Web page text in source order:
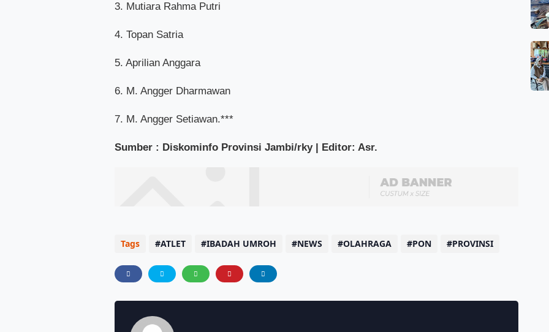
3. Mutiara Rahma Putri
4. Topan Satria
5. Aprilian Anggara
6. M. Angger Dharmawan
7. M. Angger Setiawan.***
Sumber : Diskominfo Provinsi Jambi/rky | Editor: Asr.
Tags ATLET IBADAH UMROH NEWS OLAHRAGA PON PROVINSI